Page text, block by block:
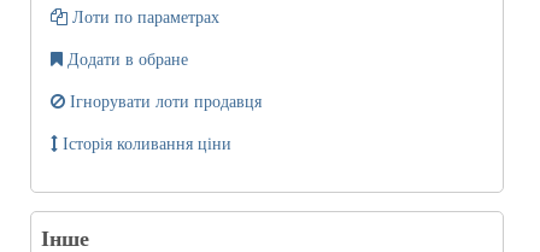
Лоти по параметрах
Додати в обране
Ігнорувати лоти продавця
Історія коливання ціни
Інше